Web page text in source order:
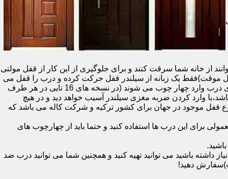
از خانه شما سرقت کنند و برای جلوگیری از این کار از قفل مولتی
یک سویچ (به معنای قفل موقت)فقط یک زبانه از سیلندر قفل حرکت کرده و درب را قفل می
کند و در دو با قفل سویچ (در قفل های 20 تایی )پنج زبانه از قسمت بالای درب،پانزده زبانه هم از قسمت بالا،وسط و پایین قسمت کناری درب وارد چهار چوب می شوند (در نسخه های 16 تایی در هر طرف
وارد کردن ضربه مغزی سیلندر آسیب خواهد دید و در هیچ
نوع قفل موجود در جهان برای کشور ترکیه و شرکت کاله می باشد که
این درب ها استفاده کنید و حتما باید از چهارچوب های
باشید می توانید تهیه کنید و همچنین شما می توانید درب ضد
دهید!